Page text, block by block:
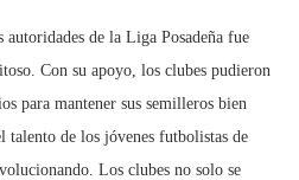
de la Liga Posadeña fue
Con su apoyo, los clubes pudieron
para mantener sus semilleros bien
talento de los jóvenes futbolistas de
Los clubes no solo se